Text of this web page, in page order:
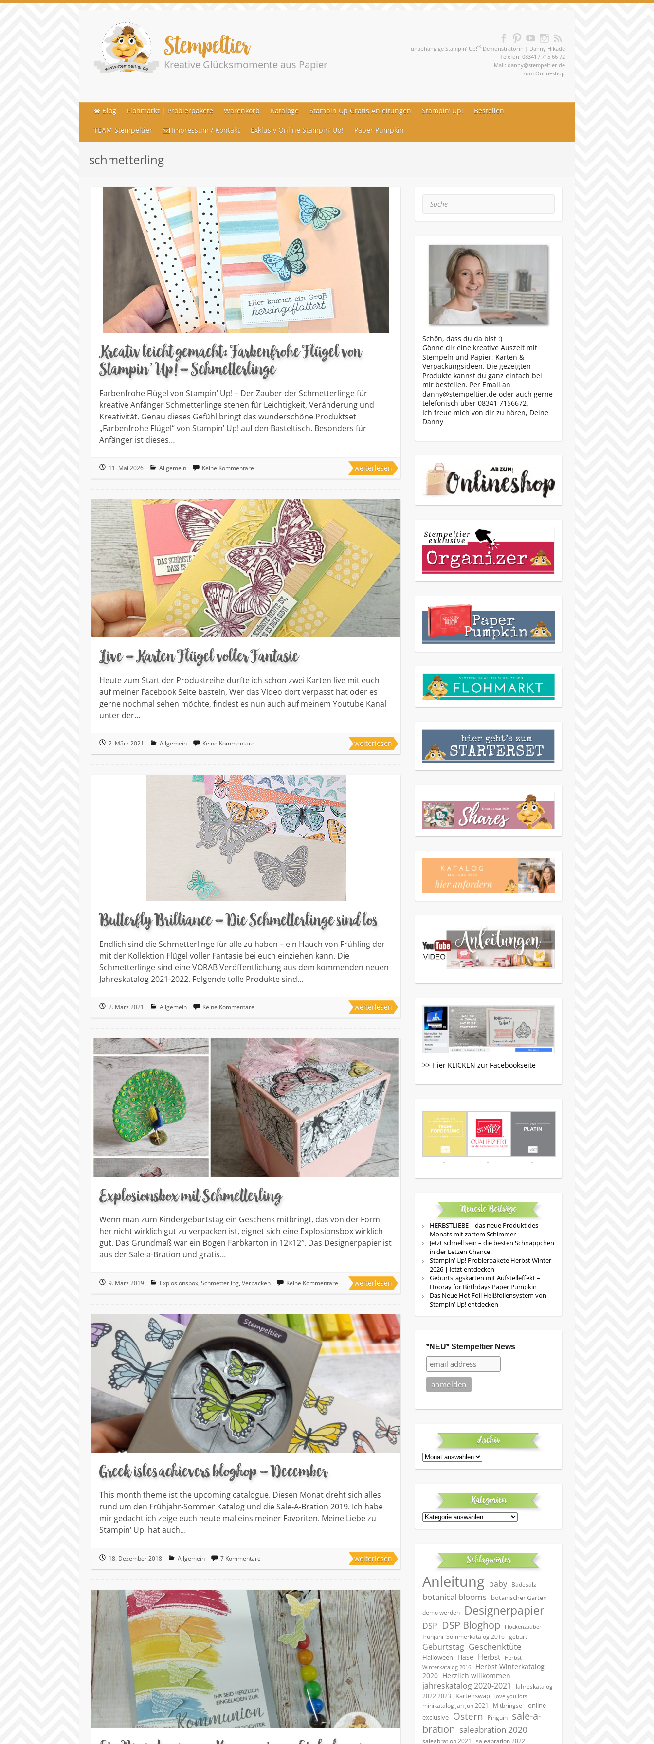
unabhängige Stampin‘ Up!® Demonstratorin | Danny Hikade
Telefon: 08341 / 715 66 72
Mail: danny@stempeltier.de
zum Onlineshop
Stempeltier
Kreative Glücksmomente aus Papier
Blog Flohmarkt | Probierpakete Warenkorb Kataloge Stampin Up Gratis Anleitungen Stampin‘ Up! Bestellen
TEAM Stempeltier Impressum / Kontakt Exklusiv Online Stampin‘ Up! Paper Pumpkin
schmetterling
Kreativ leicht gemacht: Farbenfrohe Flügel von
Stampin’ Up! – Schmetterlinge
Farbenfrohe Flügel von Stampin’ Up! – Der Zauber der Schmetterlinge für
kreative Anfänger Schmetterlinge stehen für Leichtigkeit, Veränderung und
Kreativität. Genau dieses Gefühl bringt das wunderschöne Produktset
„Farbenfrohe Flügel“ von Stampin’ Up! auf den Basteltisch. Besonders für
Anfänger ist dieses…
11. Mai 2026 Allgemein Keine Kommentare weiterlesen
Live – Karten Flügel voller Fantasie
Heute zum Start der Produktreihe durfte ich schon zwei Karten live mit euch
auf meiner Facebook Seite basteln, Wer das Video dort verpasst hat oder es
gerne nochmal sehen möchte, findest es nun auch auf meinem Youtube Kanal
unter der…
2. März 2021 Allgemein Keine Kommentare weiterlesen
Butterfly Brilliance – Die Schmetterlinge sind los
Endlich sind die Schmetterlinge für alle zu haben – ein Hauch von Frühling der
mit der Kollektion Flügel voller Fantasie bei euch einziehen kann. Die
Schmetterlinge sind eine VORAB Veröffentlichung aus dem kommenden neuen
Jahreskatalog 2021-2022. Folgende tolle Produkte sind…
2. März 2021 Allgemein Keine Kommentare weiterlesen
Explosionsbox mit Schmetterling
Wenn man zum Kindergeburtstag ein Geschenk mitbringt, das von der Form
her nicht wirklich gut zu verpacken ist, eignet sich eine Explosionsbox wirklich
gut. Das Grundmaß war ein Bogen Farbkarton in 12×12″. Das Designerpapier ist
aus der Sale-a-Bration und gratis…
9. März 2019 Explosionsbox, Schmetterling, Verpacken Keine Kommentare weiterlesen
Greek isles achievers bloghop – December
This month theme ist the upcoming catalogue. Diesen Monat dreht sich alles
rund um den Frühjahr-Sommer Katalog und die Sale-A-Bration 2019. Ich habe
mir gedacht ich zeige euch heute mal eins meiner Favoriten. Meine Liebe zu
Stampin‘ Up! hat auch…
18. Dezember 2018 Allgemein 7 Kommentare weiterlesen
Schön, dass du da bist :)
Gönne dir eine kreative Auszeit mit
Stempeln und Papier, Karten &
Verpackungsideen. Die gezeigten
Produkte kannst du ganz einfach bei
mir bestellen. Per Email an
danny@stempeltier.de oder auch gerne
telefonisch über 08341 7156672.
Ich freue mich von dir zu hören, Deine
Danny
>> Hier KLICKEN zur Facebookseite
Neueste Beiträge
HERBSTLIEBE – das neue Produkt des
Monats mit zartem Schimmer
Jetzt schnell sein – die besten Schnäppchen
in der Letzen Chance
Stampin‘ Up! Probierpakete Herbst Winter
2026 | Jetzt entdecken
Geburtstagskarten mit Aufstelleffekt –
Hooray for Birthdays Paper Pumpkin
Das Neue Hot Foil Heißfoliensystem von
Stampin‘ Up! entdecken
*NEU* Stempeltier News
Archiv
Archiv
Kategorien
Kategorien
Schlagwörter
Anleitung baby Badesalz
botanical blooms botanischer Garten
demo werden Designerpapier
DSP DSP Bloghop Flockenzauber
frühjahr-Sommerkatalog 2016 geburt
Geburtstag Geschenktüte
Halloween Hase Herbst
Herbst
Winterkatalog 2016
Herbst Winterkatalog
2020 Herzlich willkommen
jahreskatalog 2020-2021
Jahreskatalog
2022 2023
Kartenswap love you lots
minikatalog jan jun 2021 Mitbringsel
online
exclusive Ostern Pinguin
sale-a-
bration saleabration 2020
saleabration 2021 saleabration 2022